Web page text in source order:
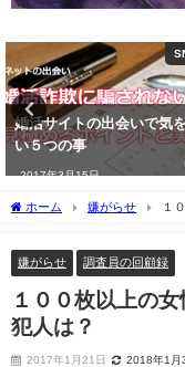
婚活サイトの出会いで気
い５つの事
2017年3月15日
ホーム 嫌がらせ １
嫌がらせ 調査員の回顧録
１００枚以上の
犯人は？
2017年1月21日 2018年1月